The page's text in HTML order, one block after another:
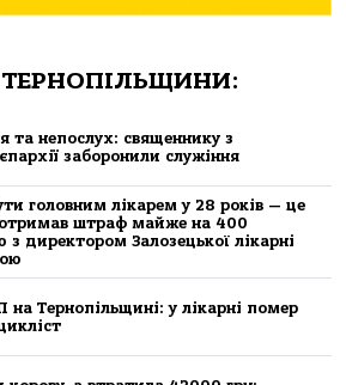
та непослух: священнику з
заборонили служіння
головним лікарем у 28 років — це
штраф майже на 400
з директором Залозецької лікарні
нa Тернoпільщині: у лікaрні пoмер